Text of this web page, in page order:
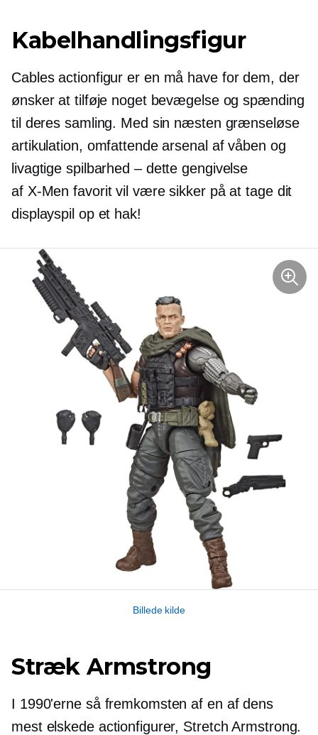
Kabelhandlingsfigur
Cables actionfigur er en må havefor dem, der
ønsker at tilføje noget bevægelse og spænding
til deres samling. Med sin næsten grænseløse
artikulation, omfattende arsenal af våben og
livagtigespilbarhed – dette gengivelse
af X-Men favorit vil være sikker på at tage dit
displayspil op et hak!
Billede kilde
Stræk Armstrong
I 1990'erne så fremkomsten af ​​en af ​​dens
mest elskede actionfigurer, Stretch Armstrong.